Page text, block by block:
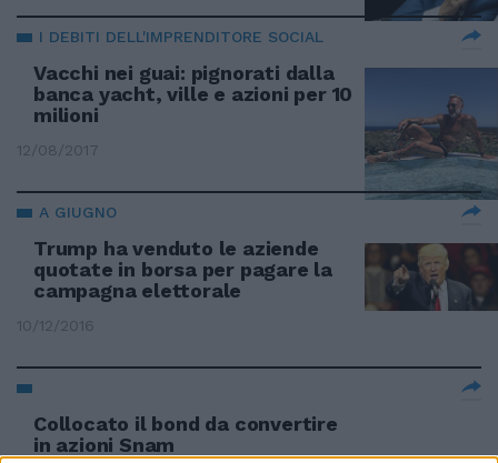
I DEBITI DELL'IMPRENDITORE SOCIAL
Vacchi nei guai: pignorati dalla
banca yacht, ville e azioni per 10
milioni
12/08/2017
A GIUGNO
Trump ha venduto le aziende
quotate in borsa per pagare la
campagna elettorale
10/12/2016
Collocato il bond da convertire
in azioni Snam